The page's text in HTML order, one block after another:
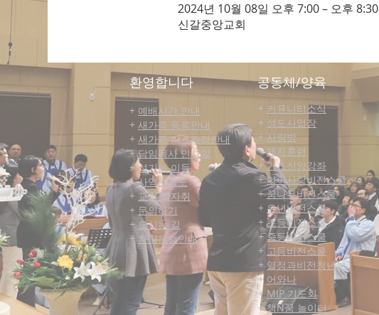
2024년 10월 08일 오후 7:00 – 오후 8:30
신갈중앙교회
​환영합니다 공동체/양육
+ 예배시간 안내
+ 새가족 등록안내
+ 새가족 기초과정안내
+담임목사 인사말
+섬기는 이들
+사역조직도
+교회 발자취
+ 문의하기
+오시는 길
+차량운행안내
+ 커뮤니티​소식
+ 성도사업장
+ 사랑방
+제자훈련
+기초신앙강좌
+아이사랑비전스쿨
+꿈나무비전스쿨
+ 유년비전스쿨
+초등비전스쿨
+중등비전스쿨
+고등비전스쿨
+ 열정과비전청년부
+ 어와나
+ MIP 기도회
+책N꿈 놀이터